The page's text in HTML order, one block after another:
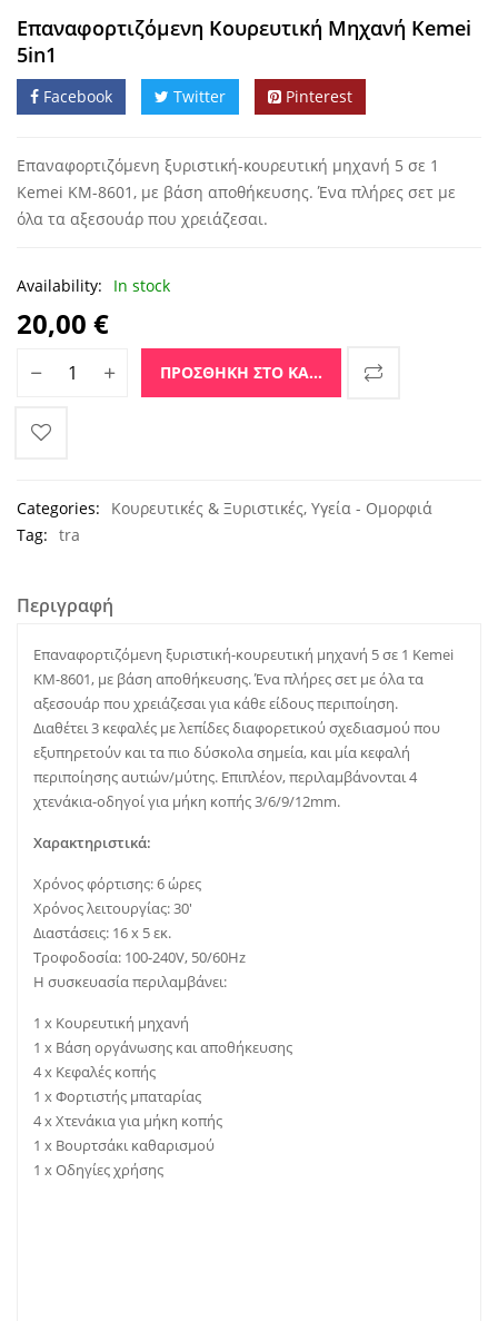
Επαναφορτιζόμενη Κουρευτική Mηχανή Kemei
5in1
Facebook Twitter Pinterest
Επαναφορτιζόμενη ξυριστική-κουρευτική μηχανή 5 σε 1
Kemei KM-8601, με βάση αποθήκευσης. Ένα πλήρες σετ με
όλα τα αξεσουάρ που χρειάζεσαι.
Availability: In stock
20,00 €
Επαναφορτιζόμενη Κουρευτική Mηχανή Kemei 5in1 ποσότητα
ΠΡΟΣΘΉΚΗ ΣΤΟ ΚΑΛΆΘΙ
Categories: Κουρευτικές & Ξυριστικές, Υγεία - Ομορφιά
Tag: tra
Περιγραφή
Επαναφορτιζόμενη ξυριστική-κουρευτική μηχανή 5 σε 1 Kemei
KM-8601, με βάση αποθήκευσης. Ένα πλήρες σετ με όλα τα
αξεσουάρ που χρειάζεσαι για κάθε είδους περιποίηση.
Διαθέτει 3 κεφαλές με λεπίδες διαφορετικού σχεδιασμού που
εξυπηρετούν και τα πιο δύσκολα σημεία, και μία κεφαλή
περιποίησης αυτιών/μύτης. Επιπλέον, περιλαμβάνονται 4
χτενάκια-οδηγοί για μήκη κοπής 3/6/9/12mm.
Χαρακτηριστικά:
Χρόνος φόρτισης: 6 ώρες
Χρόνος λειτουργίας: 30′
Διαστάσεις: 16 x 5 εκ.
Τροφοδοσία: 100-240V, 50/60Hz
Η συσκευασία περιλαμβάνει:
1 x Κουρευτική μηχανή
1 x Βάση οργάνωσης και αποθήκευσης
4 x Κεφαλές κοπής
1 x Φορτιστής μπαταρίας
4 x Χτενάκια για μήκη κοπής
1 x Βουρτσάκι καθαρισμού
1 x Οδηγίες χρήσης